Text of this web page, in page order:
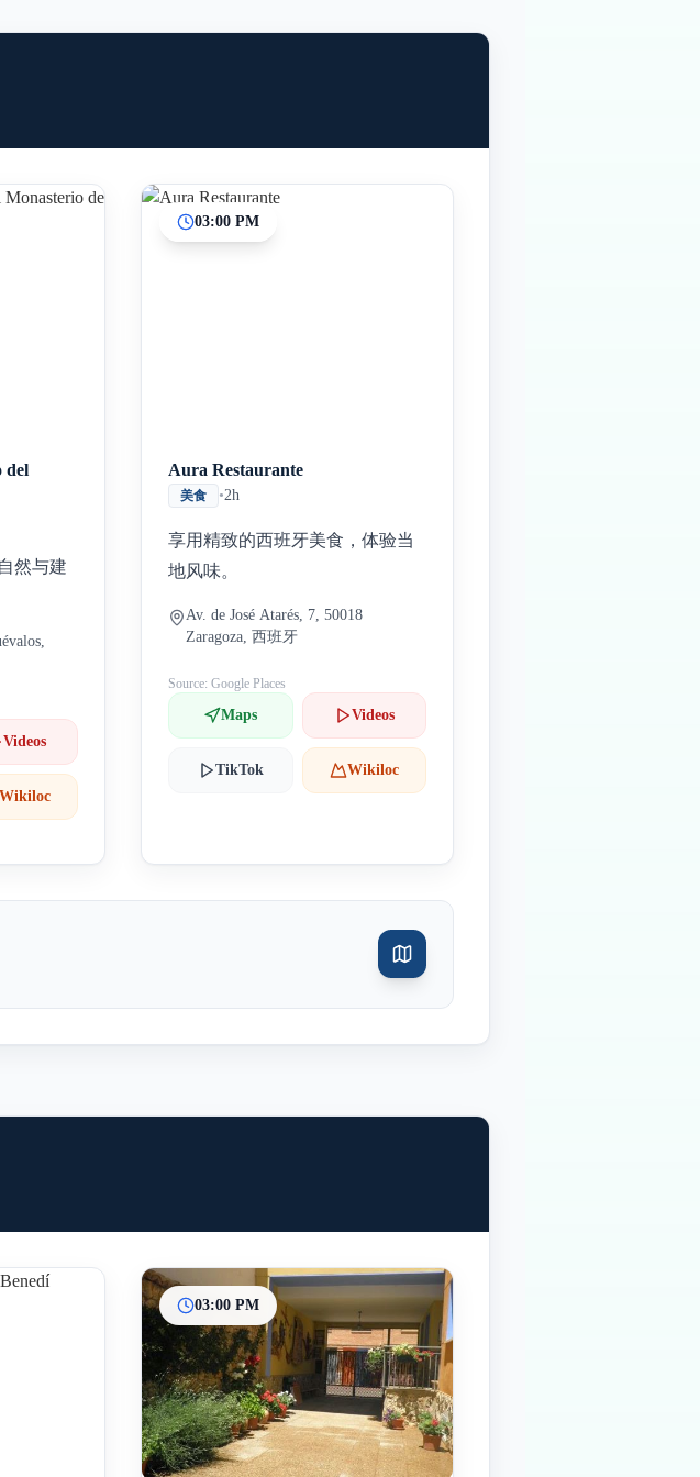
del
然与建
Videos
Wikiloc
03:00 PM
Aura Restaurante
美食 •2h
享用精致的西班牙美食，体验当
地风味。
Av. de José Atarés, 7, 50018
Zaragoza, 西班牙
Source: Google Places
Maps Videos
TikTok Wikiloc
03:00 PM